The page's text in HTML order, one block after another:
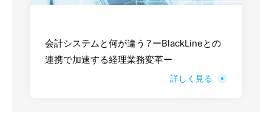
会計システムと何が違う？ーBlackLineとの
連携で加速する経理業務変革ー
詳しく見る